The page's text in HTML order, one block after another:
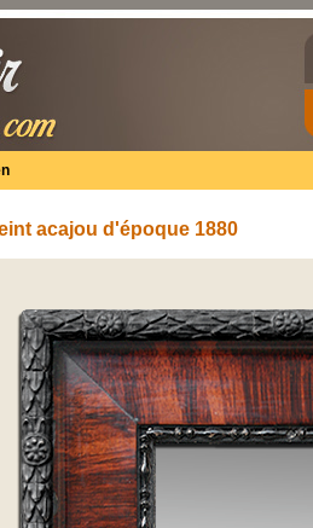
acajou d'époque 1880